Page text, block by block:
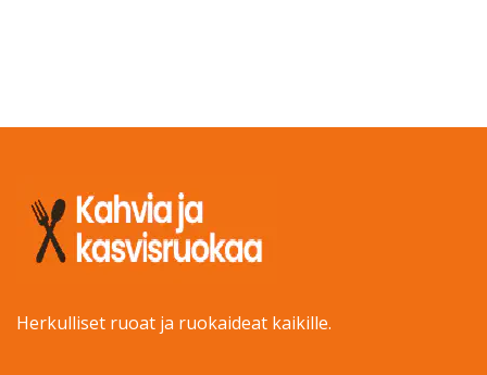
Herkulliset ruoat ja ruokaideat kaikille.